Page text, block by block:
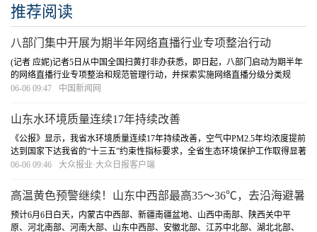
推荐阅读
八部门集中开展为期半年网络直播行业专项整治行动
(记者 应妮)记者5日从中国全国扫黄打非办获悉，即日起，八部门启动为期半年
的网络直播行业专项整治和规范管理行动，并探索实施网络直播分级分类规
范，以及网络直播打赏、网络直播带货管理规则，形成激励正能量内容供给的
06-06 09:47 中国新闻网
山东水环境质量连续17年持续改善
《公报》显示，我省水环境质量连续17年持续改善，空气中PM2.5年均浓度提前
达到国家下达我省的“十三五”约束性指标要求，全省生态环境保护工作取得显著
成效。能耗方面，2019年全省万元GDP能耗比上年下降3.27%，规模以上工业万
06-06 09:46 大众报业·大众日报客户端
高温黄色预警继续！山东中西部最高35～36℃，去沿海避暑
吧！
预计6月6日白天，内蒙古中西部、新疆南疆盆地、山西中南部、陕西关中平
原、河北南部、河南大部、山东中西部、安徽北部、江苏中北部、湖北北部、